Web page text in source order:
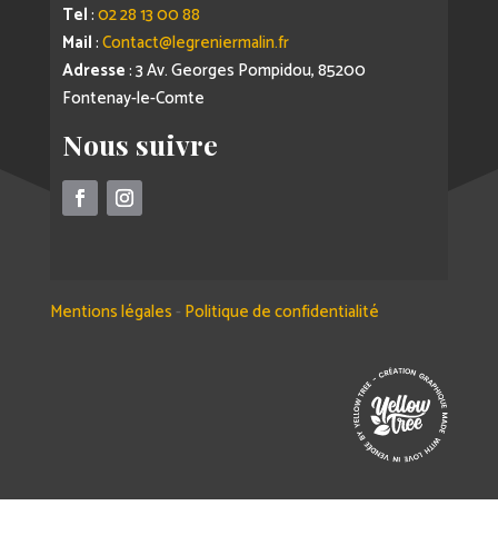
Tel:02 28 13 00 88
Mail:Contact@legreniermalin.fr
Adresse: 3 Av. Georges Pompidou, 85200
Fontenay-le-Comte
Nous suivre
Mentions légales - Politique de confidentialité